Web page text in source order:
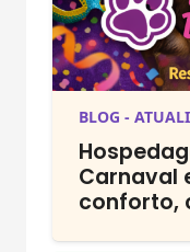
BLOG -
Carnaval
conforto,